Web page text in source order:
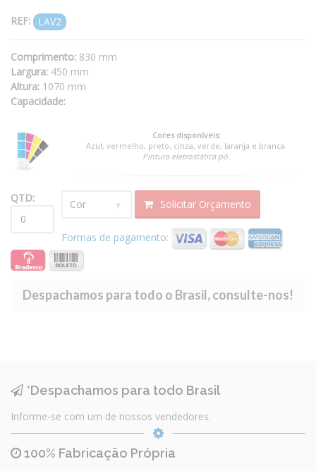
REF: LAV2
Comprimento: 830 mm
Largura: 450 mm
Altura: 1070 mm
Capacidade:
Cores disponíveis:
Azul, vermelho, preto, cinza, verde, laranja e branca.
Pintura eletrostática pó.
QTD: Solicitar Orçamento
Formas de pagamento:
Despachamos para todo o Brasil, consulte-nos!
*Despachamos para todo Brasil
Informe-se com um de nossos vendedores.
100% Fabricação Própria